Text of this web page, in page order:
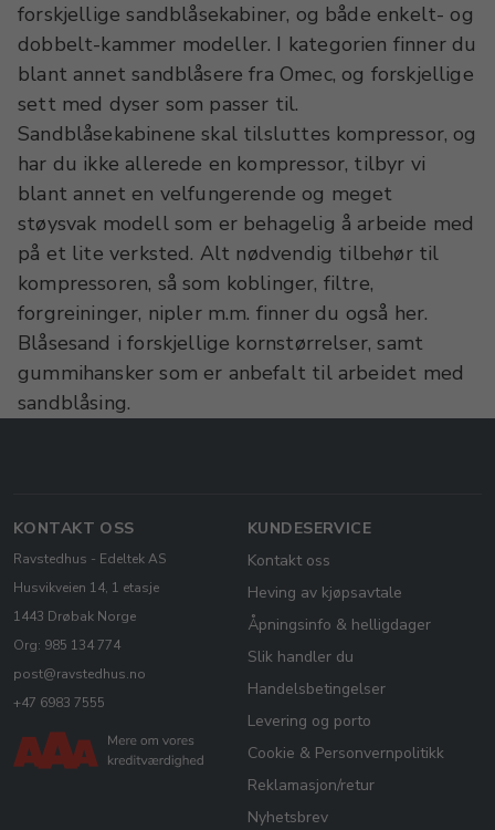
forskjellige sandblåsekabiner, og både enkelt- og
dobbelt-kammer modeller. I kategorien finner du
blant annet sandblåsere fra Omec, og forskjellige
sett med dyser som passer til.
Sandblåsekabinene skal tilsluttes kompressor, og
har du ikke allerede en kompressor, tilbyr vi
blant annet en velfungerende og meget
støysvak modell som er behagelig å arbeide med
på et lite verksted. Alt nødvendig tilbehør til
kompressoren, så som koblinger, filtre,
forgreininger, nipler m.m. finner du også her.
Blåsesand i forskjellige kornstørrelser, samt
gummihansker som er anbefalt til arbeidet med
sandblåsing.
KONTAKT OSS
Ravstedhus - Edeltek AS
Husvikveien 14, 1 etasje
1443 Drøbak Norge
Org: 985 134 774
post@ravstedhus.no
+47 6983 7555
KUNDESERVICE
Kontakt oss
Heving av kjøpsavtale
Åpningsinfo & helligdager
Slik handler du
Handelsbetingelser
Levering og porto
Cookie & Personvernpolitikk
Reklamasjon/retur
Nyhetsbrev